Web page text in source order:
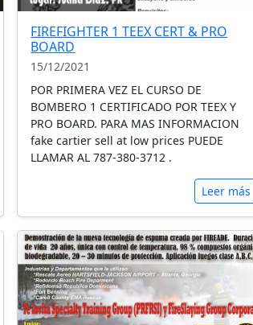
FIREFIGHTER 1 TEEX CERT & PRO
BOARD
15/12/2021
POR PRIMERA VEZ EL CURSO DE
BOMBERO 1 CERTIFICADO POR TEEX Y
PRO BOARD. PARA MAS INFORMACION
fake cartier sell at low prices PUEDE
LLAMAR AL 787-380-3712 .
Leer más